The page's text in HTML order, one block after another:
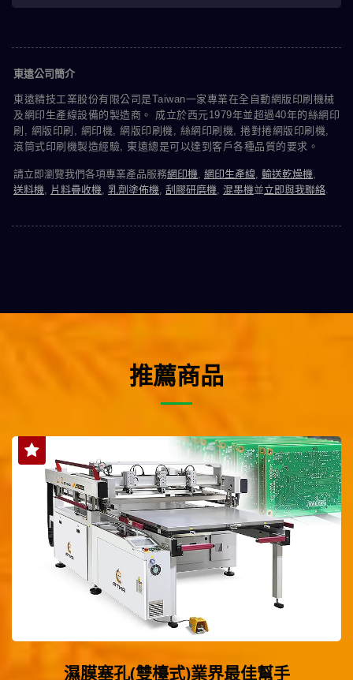
東遠公司簡介
東遠精技工業股份有限公司是Taiwan一家專業在全自動網版印刷機械
及網印生產線設備的製造商。 成立於西元1979年並超過40年的絲網印
刷, 網版印刷, 網印機, 網版印刷機, 絲網印刷機, 捲對捲網版印刷機,
滾筒式印刷機製造經驗, 東遠總是可以達到客戶各種品質的要求。
請立即瀏覽我們各項專業產品服務網印機, 網印生產線, 輸送乾燥機,
送料機, 片料疊收機, 乳劑塗佈機, 刮膠研磨機, 混墨機並立即與我聯絡.
推薦商品
濕膜塞孔(雙檯式)業界最佳幫手